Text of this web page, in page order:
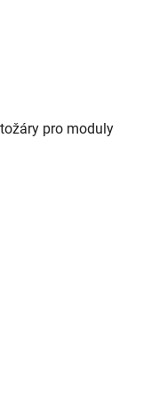
pro moduly